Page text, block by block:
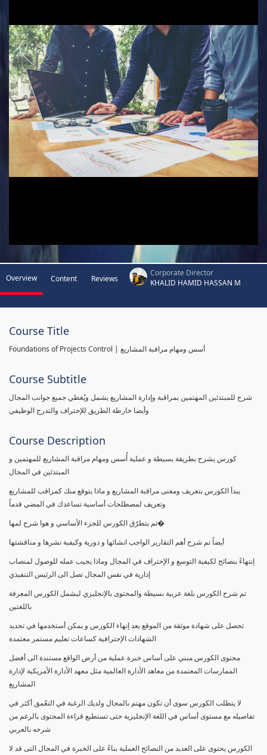
Overview Content Reviews
Corporate Director
KHALID HAMID HASSAN M
Course Title
Foundations of Projects Control | أسس ومهام مراقبة المشاريع
Course Subtitle
شرح للمبتدئين المهتمين بمراقبة وإدارة المشاريع يشمل ويُغطي جميع جوانب المجال
وأيضا خارطة الطريق للإحتراف والتدرج الوظيفي
Course Description
كورس يشرح بطريقة بسيطة و عملية أُسس ومهام مراقبة المشاريع للمهتمين و
المبتدئين في المجال
يبدأ الكورس بتعريف ومعنى مراقبة المشاريع و ماذا يتوقع منك كمراقب للمشاريع
وتعريف لمصطلحات أساسية تساعدك في المضي قدماً
ثم يتطرّق الكورس للجزء الأساسي و هوا شرح لمها�
أيضاً تم شرح أهم التقارير الواجب انشائها و دورية وكيفية نشرها و مناقشتها
إنتهاءً بنصائح لكيفية التوسع و الإحتراف في المجال وماذا يجيب عمله للوصول لمنصاب
إدارية في نفس المجال تصل الى الرئيس التنفيذي
تم شرح الكورس بلغة عربية بسيطة والمحتوى بالإنجليزي ليشمل الكورس المعرفة
باللغتين
تحصل على شهادة موثقة من الموقع بعد إنهاء الكورس و يمكن أستخدمها في تجديد
الشهادات الإحترافية كساعات تعليم مستمر معتمدة
محتوى الكورس مبني على أساس خبرة عملية من أرض الواقع مستندة الى أفضل
الممارسات المعتمدة من معاهد الأدارة العالمية مثل معهد الأدارة الأمريكية لإدارة
المشاريع
لا يتطلب الكورس سوى أن تكون مهتم بالمجال ولديك الرغبة في التعّمق أكثر في
تفاصيله مع مستوى أساس في اللغة الإنجليزية حتى تستطيع قراءة المحتوى بالرغم من
شرحه بالعربي
الكورس يحتوى على العديد من النصائح العملية بناءً على الخبرة في المجال التى قد لا